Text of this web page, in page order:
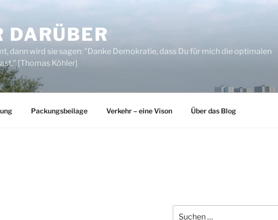
DARÜBER
dann wird sie sagen: "Danke Demokratie, dass Du für mich die optimalen
[Thomas Köhler]
Packungsbeilage Verkehr – eine Vison Über das Blog